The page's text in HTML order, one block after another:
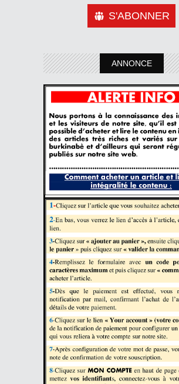
S'ABONNER
ANNONCE